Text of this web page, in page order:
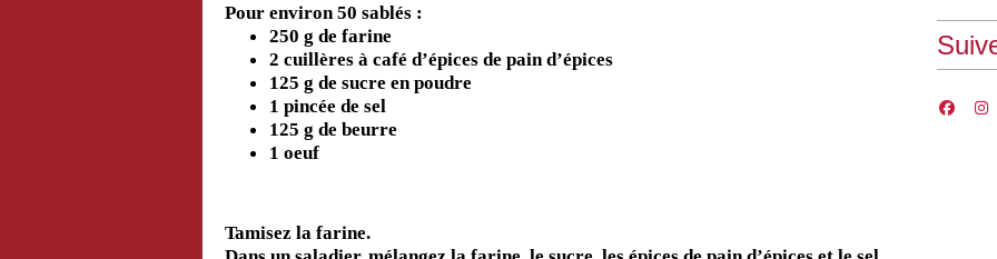
Pour environ 50 sablés :
250 g de farine
2 cuillères à café d’épices de pain d’épices
125 g de sucre en poudre
1 pincée de sel
125 g de beurre
1 oeuf
Tamisez la farine.